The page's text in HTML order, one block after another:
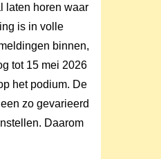
laten horen waar
is in volle
binnen,
tot 15 mei 2026
het podium. De
zo gevarieerd
Daarom